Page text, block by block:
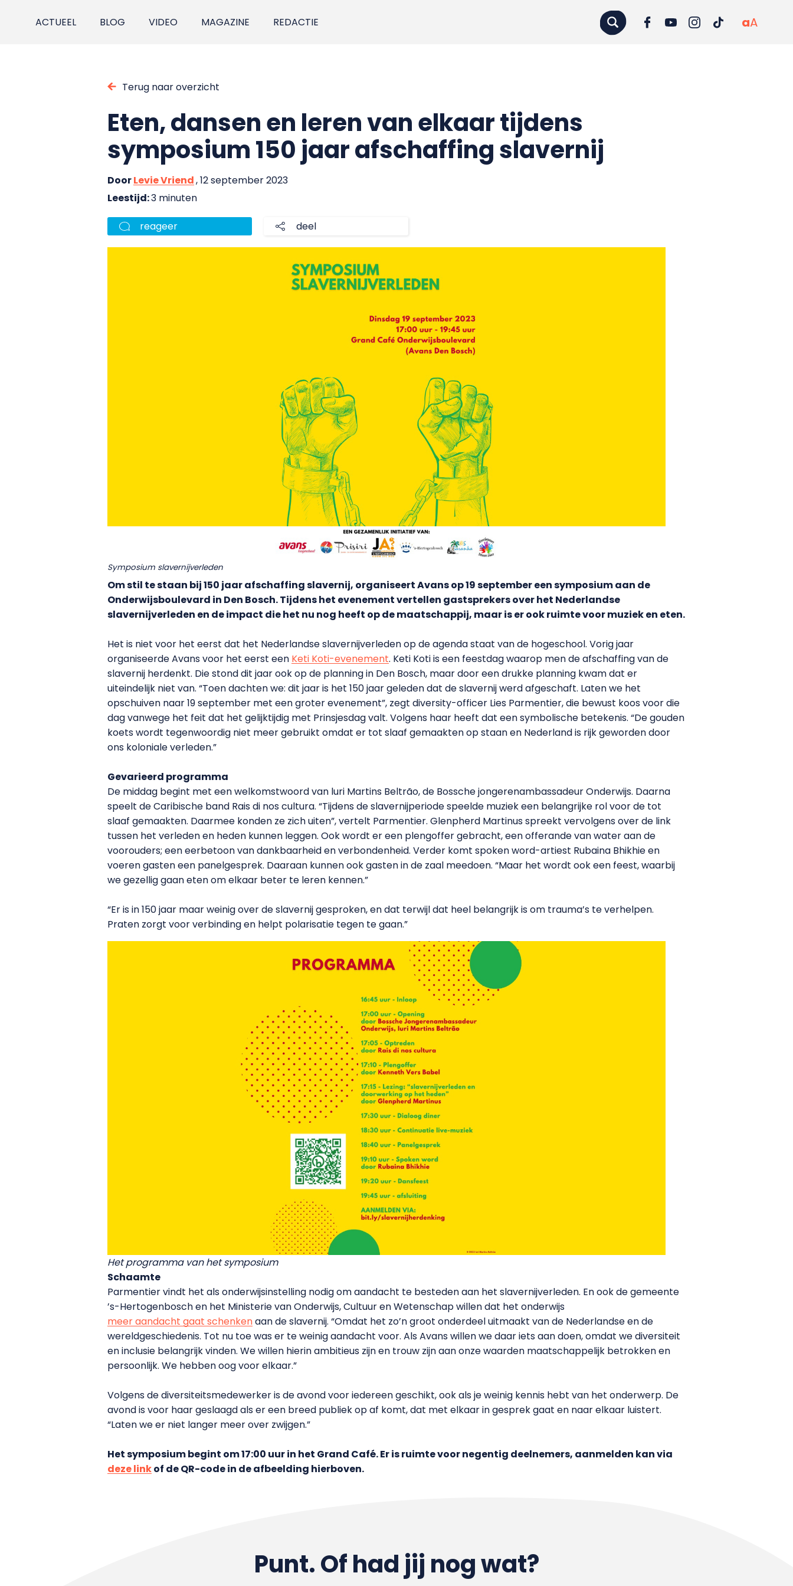
ACTUEEL BLOG VIDEO MAGAZINE REDACTIE aA
Terug naar overzicht
Eten, dansen en leren van elkaar tijdens
symposium 150 jaar afschaffing slavernij
DoorLevie Vriend, 12 september 2023
Leestijd:3 minuten
reageer deel
Symposium slavernijverleden
Om stil te staan bij 150 jaar afschaffing slavernij, organiseert Avans op 19 september een symposium aan de
Onderwijsboulevard in Den Bosch. Tijdens het evenement vertellen gastsprekers over het Nederlandse
slavernijverleden en de impact die het nu nog heeft op de maatschappij, maar is er ook ruimte voor muziek en eten.
Het is niet voor het eerst dat het Nederlandse slavernijverleden op de agenda staat van de hogeschool. Vorig jaar
organiseerde Avans voor het eerst een Keti Koti-evenement. Keti Koti is een feestdag waarop men de afschaffing van de
slavernij herdenkt. Die stond dit jaar ook op de planning in Den Bosch, maar door een drukke planning kwam dat er
uiteindelijk niet van. “Toen dachten we: dit jaar is het 150 jaar geleden dat de slavernij werd afgeschaft. Laten we het
opschuiven naar 19 september met een groter evenement”, zegt diversity-officer Lies Parmentier, die bewust koos voor die
dag vanwege het feit dat het gelijktijdig met Prinsjesdag valt. Volgens haar heeft dat een symbolische betekenis. “De gouden
koets wordt tegenwoordig niet meer gebruikt omdat er tot slaaf gemaakten op staan en Nederland is rijk geworden door
ons koloniale verleden.”
Gevarieerd programma
De middag begint met een welkomstwoord van luri Martins Beltrão, de Bossche jongerenambassadeur Onderwijs. Daarna
speelt de Caribische band Rais di nos cultura. “Tijdens de slavernijperiode speelde muziek een belangrijke rol voor de tot
slaaf gemaakten. Daarmee konden ze zich uiten”, vertelt Parmentier. Glenpherd Martinus spreekt vervolgens over de link
tussen het verleden en heden kunnen leggen. Ook wordt er een plengoffer gebracht, een offerande van water aan de
voorouders; een eerbetoon van dankbaarheid en verbondenheid. Verder komt spoken word-artiest Rubaina Bhikhie en
voeren gasten een panelgesprek. Daaraan kunnen ook gasten in de zaal meedoen. “Maar het wordt ook een feest, waarbij
we gezellig gaan eten om elkaar beter te leren kennen.”
“Er is in 150 jaar maar weinig over de slavernij gesproken, en dat terwijl dat heel belangrijk is om trauma’s te verhelpen.
Praten zorgt voor verbinding en helpt polarisatie tegen te gaan.”
Het programma van het symposium
Schaamte
Parmentier vindt het als onderwijsinstelling nodig om aandacht te besteden aan het slavernijverleden. En ook de gemeente
’s-Hertogenbosch en het Ministerie van Onderwijs, Cultuur en Wetenschap willen dat het onderwijs
meer aandacht gaat schenkenaan de slavernij. “Omdat het zo’n groot onderdeel uitmaakt van de Nederlandse en de
wereldgeschiedenis. Tot nu toe was er te weinig aandacht voor. Als Avans willen we daar iets aan doen, omdat we diversiteit
en inclusie belangrijk vinden. We willen hierin ambitieus zijn en trouw zijn aan onze waarden maatschappelijk betrokken en
persoonlijk. We hebben oog voor elkaar.”
Volgens de diversiteitsmedewerker is de avond voor iedereen geschikt, ook als je weinig kennis hebt van het onderwerp. De
avond is voor haar geslaagd als er een breed publiek op af komt, dat met elkaar in gesprek gaat en naar elkaar luistert.
“Laten we er niet langer meer over zwijgen.”
Het symposium begint om 17:00 uur in het Grand Café. Er is ruimte voor negentig deelnemers, aanmelden kan via
deze linkof de QR-code in de afbeelding hierboven.
Punt. Of had jij nog wat?